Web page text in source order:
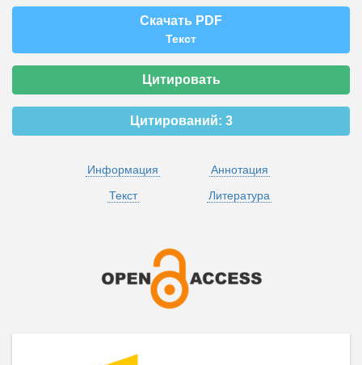
Скачать PDF
Текст
Цитировать
Цитирований: 3
Информация
Аннотация
Текст
Литература